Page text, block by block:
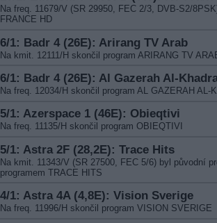
Na freq. 11679/V (SR 29950, FEC 2/3, DVB-S2/
FRANCE HD
6/1: Badr 4 (26E): Arirang TV Arab
Na kmit. 12111/H skončil program ARIRANG TV
6/1: Badr 4 (26E): Al Gazerah Al-
Na freq. 12034/H skončil program AL GAZERAH AL-
5/1: Azerspace 1 (46E): Obieqtivi
Na freq. 11135/H skončil program OBIEQTIVI
5/1: Astra 2F (28,2E): Trace Hits
Na kmit. 11343/V (SR 27500, FEC 5/6) byl původní
programem TRACE HITS
4/1: Astra 4A (4,8E): Vision Sverige
Na freq. 11996/H skončil program VISION SVERIGE